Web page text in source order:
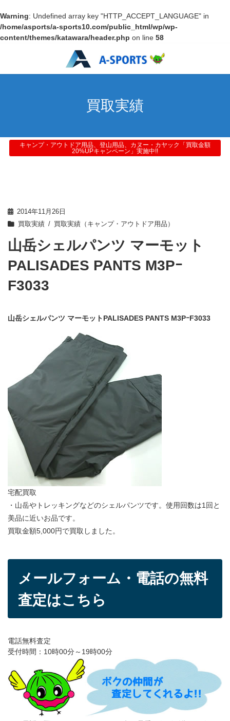
Warning: Undefined array key "HTTP_ACCEPT_LANGUAGE" in
/home/asports/a-sports10.com/public_html/wp/wp-
content/themes/katawara/header.php on line 58
買取実績
キャンプ・アウトドア用品、登山用品、カヌー・カヤック「買取金額
20%UPキャンペーン」実施中!!
2014年11月26日
買取実績
買取実績（キャンプ・アウトドア用品）
山岳シェルパンツ マーモット
PALISADES PANTS M3Pｰ
F3033
山岳シェルパンツ マーモットPALISADES PANTS M3PｰF3033
宅配買取
・山岳やトレッキングなどのシェルパンツです。使用回数は1回と
美品に近いお品です。
買取金額5,000円で買取しました。
メールフォーム・電話の無料
査定はこちら
電話無料査定
受付時間：10時00分～19時00分